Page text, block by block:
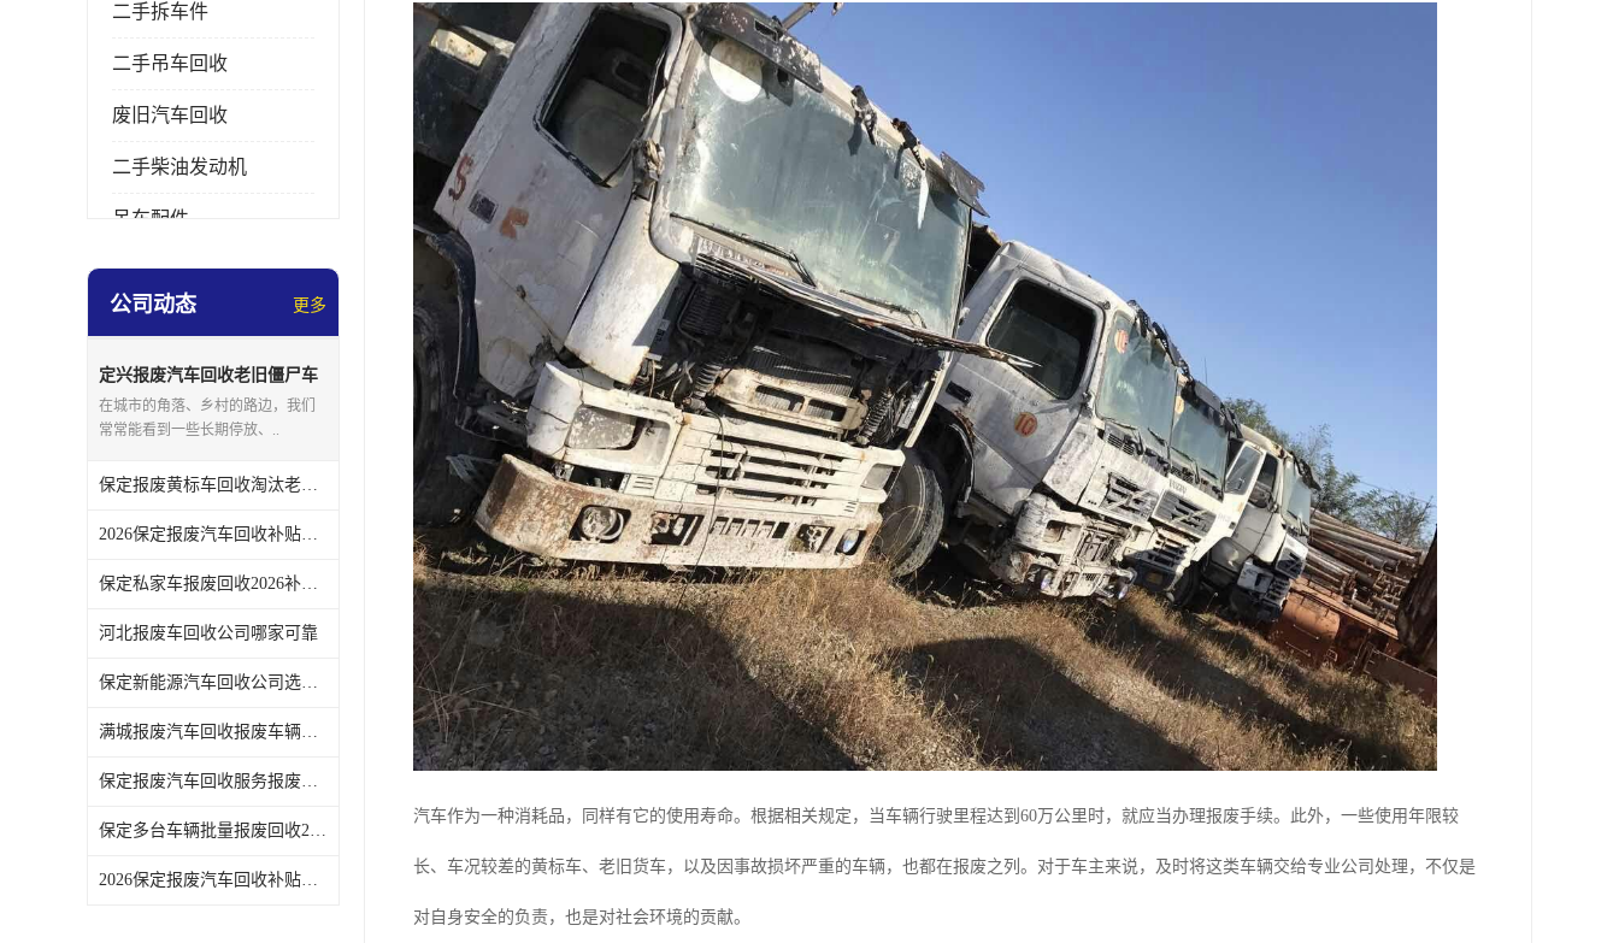
二手拆车件
二手吊车回收
废旧汽车回收
二手柴油发动机
吊车配件
挖掘机拆车件
公司动态 更多
定兴报废汽车回收老旧僵尸车
上门回收处理
在城市的角落、乡村的路边，我们
常常能看到一些长期停放、..
保定报废黄标车回收淘汰老旧车辆领取补贴
2026保定报废汽车回收补贴发放注意事项
保定私家车报废回收2026补贴发放时间说明
河北报废车回收公司哪家可靠
保定新能源汽车回收公司选哪家
满城报废汽车回收报废车辆残值实时报价
保定报废汽车回收服务报废手续全程代办不用跑腿
保定多台车辆批量报废回收2026补贴政策
2026保定报废汽车回收补贴申领常见问题汇总
汽车作为一种消耗品，同样有它的使用寿命。根据相关规定，当车辆行驶里程达到60万公里时，就应当办理报废手续。此外，一些使用年限较
长、车况较差的黄标车、老旧货车，以及因事故损坏严重的车辆，也都在报废之列。对于车主来说，及时将这类车辆交给专业公司处理，不仅是
对自身安全的负责，也是对社会环境的贡献。